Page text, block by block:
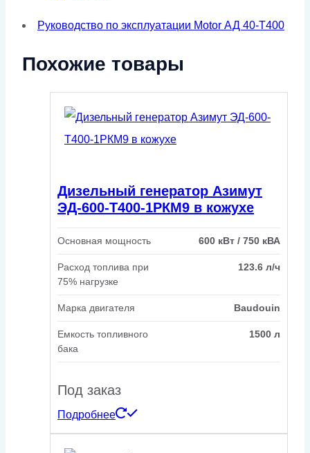
Руководство по эксплуатации Motor АД 40-Т400
Похожие товары
Дизельный генератор Азимут
ЭД-600-Т400-1РКМ9 в кожухе
Основная мощность 600 кВт / 750 кВА
Расход топлива при
75% нагрузке
123.6 л/ч
Марка двигателя Baudouin
Емкость топливного
бака
1500 л
Под заказ
Подробнее